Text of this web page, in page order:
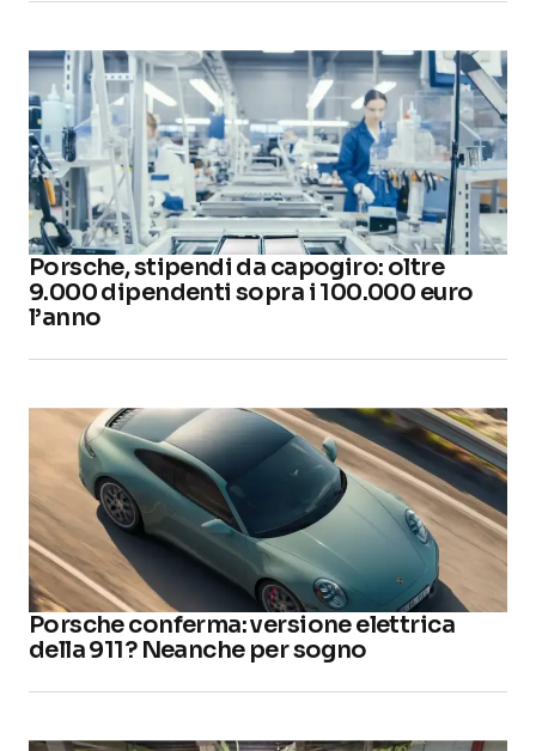
Porsche, stipendi da capogiro: oltre
9.000 dipendenti sopra i 100.000 euro
l’anno
Porsche conferma: versione elettrica
della 911? Neanche per sogno